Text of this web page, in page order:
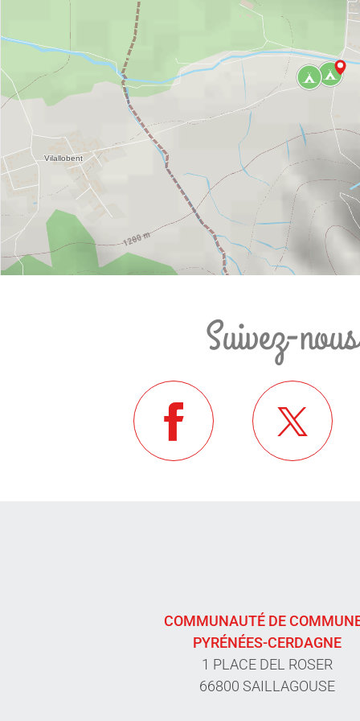
Suivez-
COMMUNAUTÉ DE
PYRÉNÉES-CERDAGNE
1 PLACE DEL ROSER
66800 SAILLAGOUSE